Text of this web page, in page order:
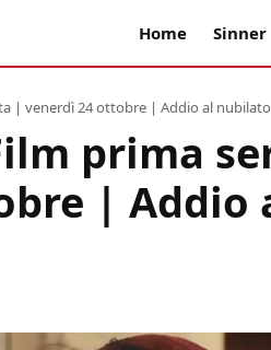
Home Sinner
| venerdì 24 ottobre | Addio al nubilato
prima
| Addio